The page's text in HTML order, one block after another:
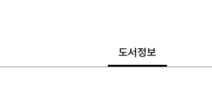
도서정보